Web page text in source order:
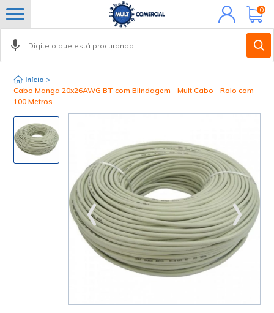
Minha
conta
0
Início >
Cabo Manga 20x26AWG BT com Blindagem - Mult Cabo - Rolo com
100 Metros